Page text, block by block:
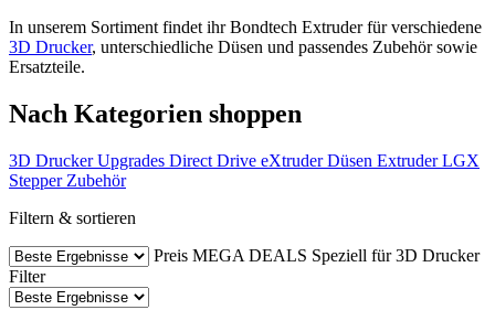
In unserem Sortiment findet ihr Bondtech Extruder für verschiedene
3D Drucker, unterschiedliche Düsen und passendes Zubehör sowie
Ersatzteile.
Nach Kategorien shoppen
3D Drucker Upgrades Direct Drive eXtruder Düsen Extruder LGX
Stepper Zubehör
Filtern & sortieren
Preis MEGA DEALS Speziell für 3D Drucker
Filter